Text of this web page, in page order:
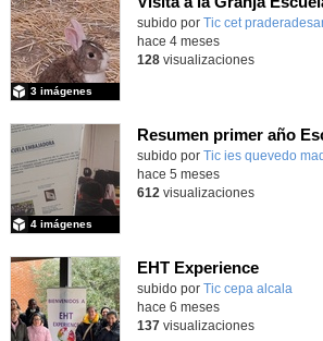
Contenido educativo.
subido por Tic cet
3 imágenes
hace 4 meses
128visualizaciones
subido por Tic ies quevedo
4 imágenes
hace 5 meses
612 visualizaciones
EHT Experience
subido por Tic cepa alcala
hace 6 meses
137visualizaciones